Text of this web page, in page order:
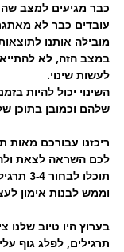
כבר מגיעים למצב
עובדים כבר לא
מובילה אותנו
במצב הזה, לא
לעשות שינוי.
השינוי יכול להיות
שלהם וכמובן בתוכן
ריכזנו עבורכם מאות
לכם השראה לצאת
תוכלו
וממש לבנות אימון
בערוץ היו טיוב שלנו
תרגילים, לפלג גוף